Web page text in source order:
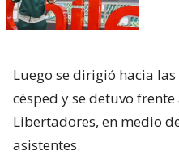
Luego se dirigió hacia
césped y se detuvo
Libertadores, en medio
asistentes.